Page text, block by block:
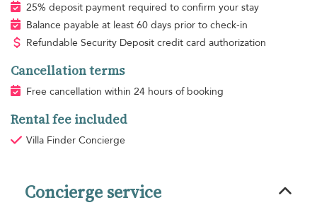
25% deposit payment required to confirm your stay
Balance payable at least 60 days prior to check-in
Refundable Security Deposit credit card authorization
Cancellation terms
Free cancellation within 24 hours of booking
Rental fee included
Villa Finder Concierge
Concierge service